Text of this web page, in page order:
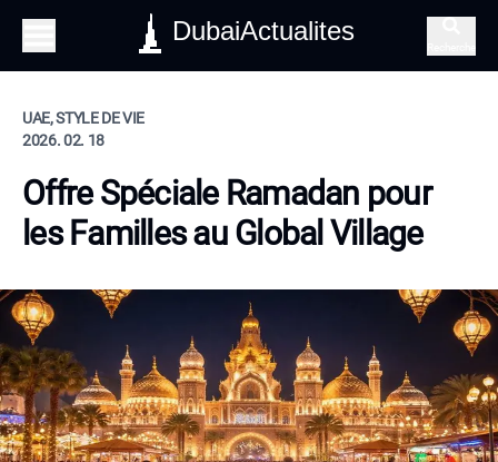
DubaiActualites
UAE, STYLE DE VIE
2026. 02. 18
Offre Spéciale Ramadan pour
les Familles au Global Village